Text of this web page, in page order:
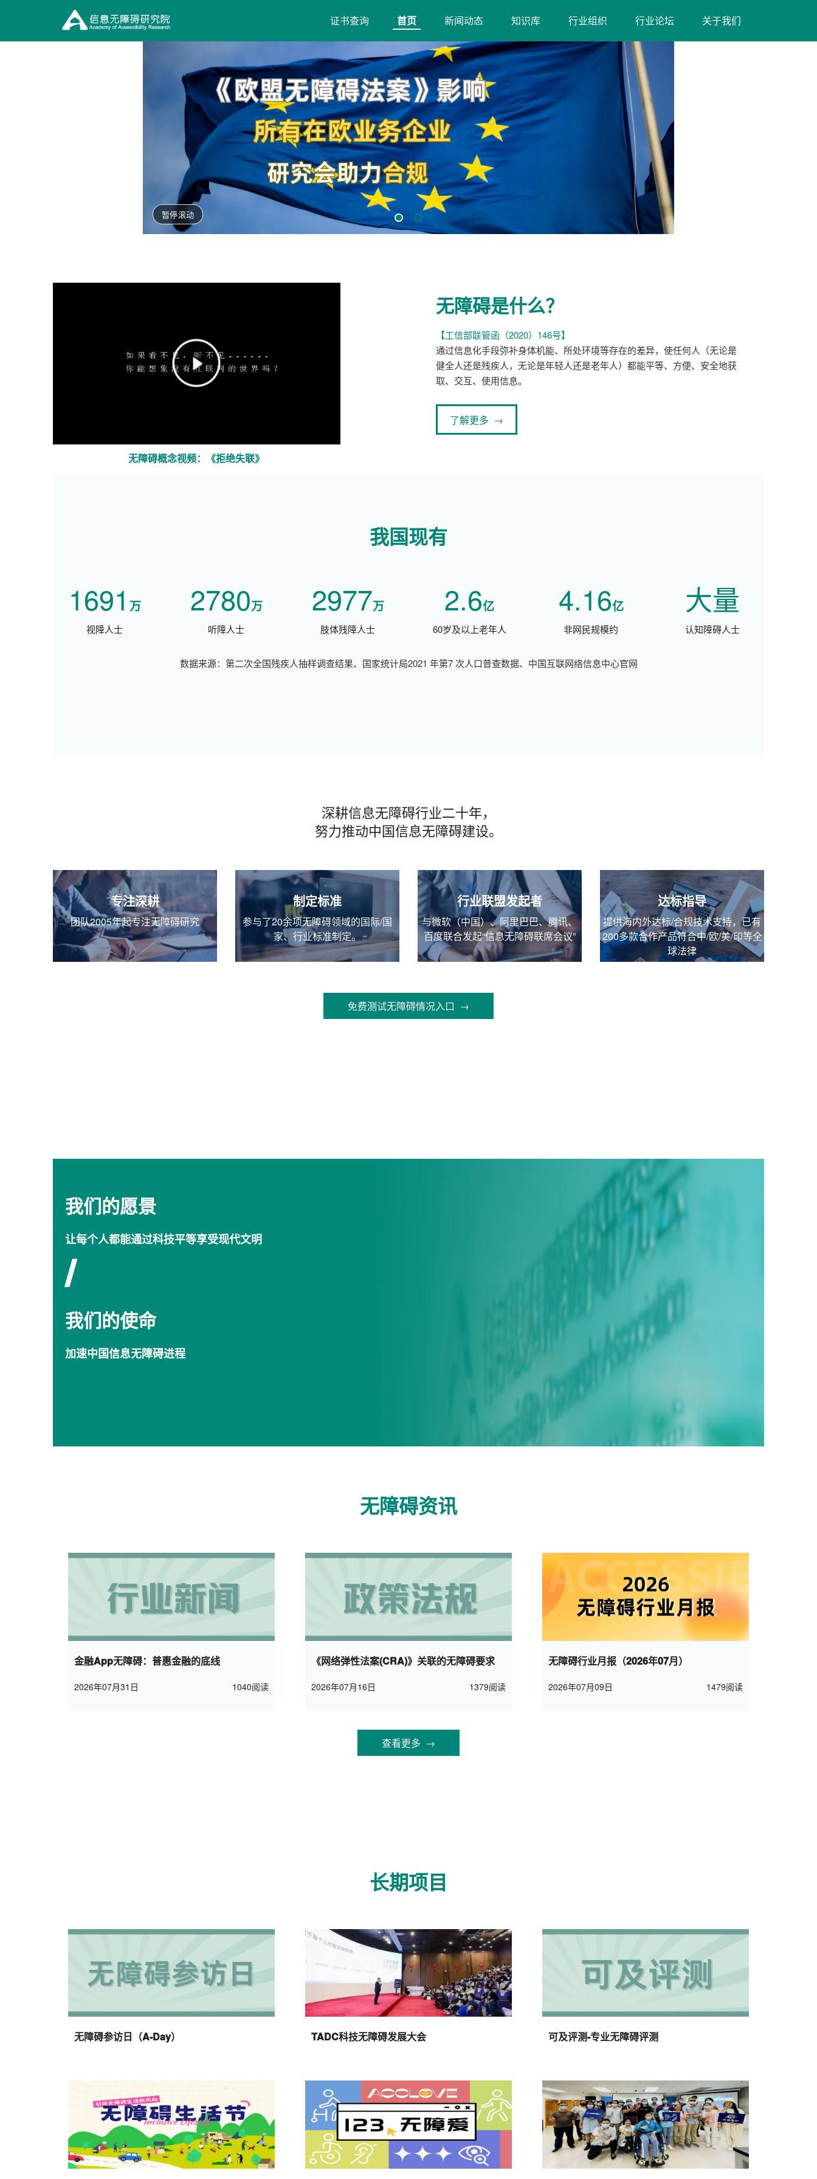
信
息 证书查询 首页 新闻动态 知识库 行业组织
窗
开）
行业论坛（在
窗
关于我们
暂停滚动
无障碍概念视频：《拒绝失联》
无障碍是什么？
【工信部联管函（2020）146号】
通过信息化手段弥补身体机能、所处环境等存在的差异，使任何人（无论是
健全人还是残疾人，无论是年轻人还是老年人）都能平等、方便、安全地获
取、交互、使用信息。
了解更多 →
我国现有
1691 万
视障人士
2780万
听障人士
2977万
肢体残障人士
2.6亿
60岁及以上老年人
4.16亿
非网民规模约
大量
认知障碍人士
数据来源：第二次全国残疾人抽样调查结果、国家统计局2021 年第7 次人口普查数据、中国互联网络信息中心官网
深耕信息无障碍行业二十年，
努力推动中国信息无障碍建设。
专注深耕
团队2005年起专注无障碍研究
制定标准
参与了20余项无障碍领域的国际/国
家、行业标准制定。
行业联盟发起者
与微软（中国）、阿里巴巴、腾讯、
百度联合发起“信息无障碍联席会议”
达标指导
提供海内外达标/合规技术支持，已有
200多款合作产品符合中/欧/美/印等全
球法律
免费测试无障碍情况入口 →
我们的愿景
让每个人都能通过科技平等享受现代文明
/
我们的使命
加速中国信息无障碍进程
无障碍资讯
金融App无障碍：普惠金融的底线
2026年07月31日 1040阅读
《网络弹性法案(CRA)》关联的无障碍要求
2026年07月16日 1379阅读
无障碍行业月报（2026年07月）
2026年07月09日 1479阅读
查看更多 →
长期项目
无障碍参访日（A-Day） TADC科技无障碍发展大会 可及评测-专业无障碍评测